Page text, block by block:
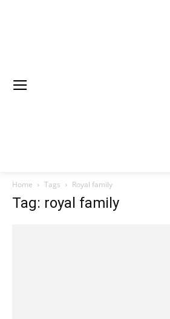
Home Tags Royal family
Tag: royal family